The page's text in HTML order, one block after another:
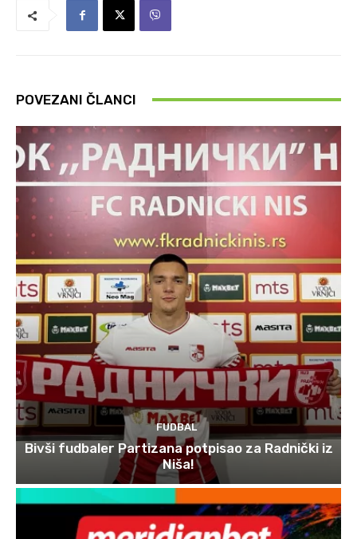
POVEZANI ČLANCI
FUDBAL
Bivši fudbaler Partizana potpisao za Radnički iz
Niša!